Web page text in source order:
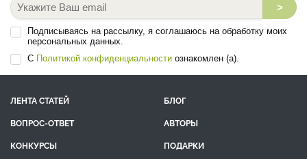
>
Подписываясь на рассылку, я соглашаюсь на обработку моих
персональных данных.
С Политикой конфиденциальности ознакомлен (а).
ЛЕНТА СТАТЕЙ
БЛОГ
ВОПРОС-ОТВЕТ
АВТОРЫ
КОНКУРСЫ
ПОДАРКИ